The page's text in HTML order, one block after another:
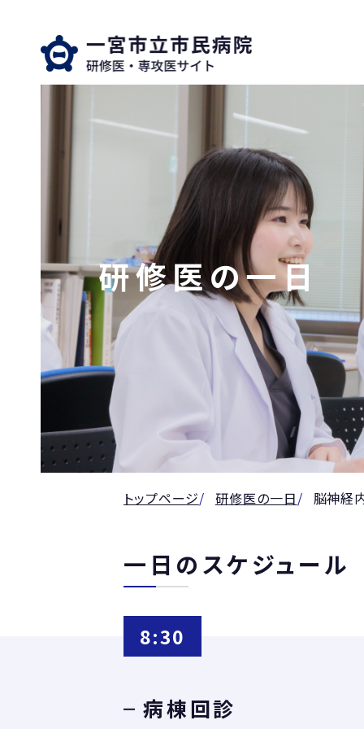
研修医の一日
トップページ 研修医の一日 脳神経
一日のスケジュール
8:30
病棟回診